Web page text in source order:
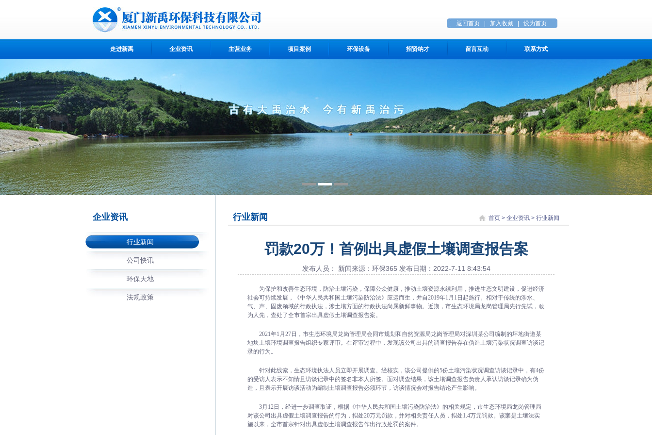
返回首页 加入收藏 设为首页
走进新禹 企业资讯 主营业务 项目案例 环保设备 招贤纳才 留言互动 联系方式
企业资讯
行业新闻
公司快讯
环保天地
法规政策
首页 > 企业资讯 > 行业新闻
行业新闻
罚款20万！首例出具虚假土壤调查报告案
发布人员： 新闻来源：环保365 发布日期：2022-7-11 8:43:54
为保护和改善生态环境，防治土壤污染，保障公众健康，推动土壤资源永续利用，推进生态文明建设，促进经济
社会可持续发展，《中华人民共和国土壤污染防治法》应运而生，并自2019年1月1日起施行。相对于传统的涉水、
气、声、固废领域的行政执法，涉土壤方面的行政执法尚属新鲜事物。近期，市生态环境局龙岗管理局先行先试，敢
为人先，查处了全市首宗出具虚假土壤调查报告案。
2021年1月27日，市生态环境局龙岗管理局会同市规划和自然资源局龙岗管理局对深圳某公司编制的坪地街道某
地块土壤环境调查报告组织专家评审。在评审过程中，发现该公司出具的调查报告存在伪造土壤污染状况调查访谈记
录的行为。
针对此线索，生态环境执法人员立即开展调查。经核实，该公司提供的5份土壤污染状况调查访谈记录中，有4份
的受访人表示不知情且访谈记录中的签名非本人所签。面对调查结果，该土壤调查报告负责人承认访谈记录确为伪
造，且表示开展访谈活动为编制土壤调查报告必须环节，访谈情况会对报告结论产生影响。
3月12日，经进一步调查取证，根据《中华人民共和国土壤污染防治法》的相关规定，市生态环境局龙岗管理局
对该公司出具虚假土壤调查报告的行为，拟处20万元罚款，并对相关责任人员，拟处1.4万元罚款。该案是土壤法实
施以来，全市首宗针对出具虚假土壤调查报告作出行政处罚的案件。